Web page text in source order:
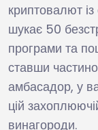
криптовалют
шукає 50
програми та
ставши
амбасадор, у
цій
винагороди.